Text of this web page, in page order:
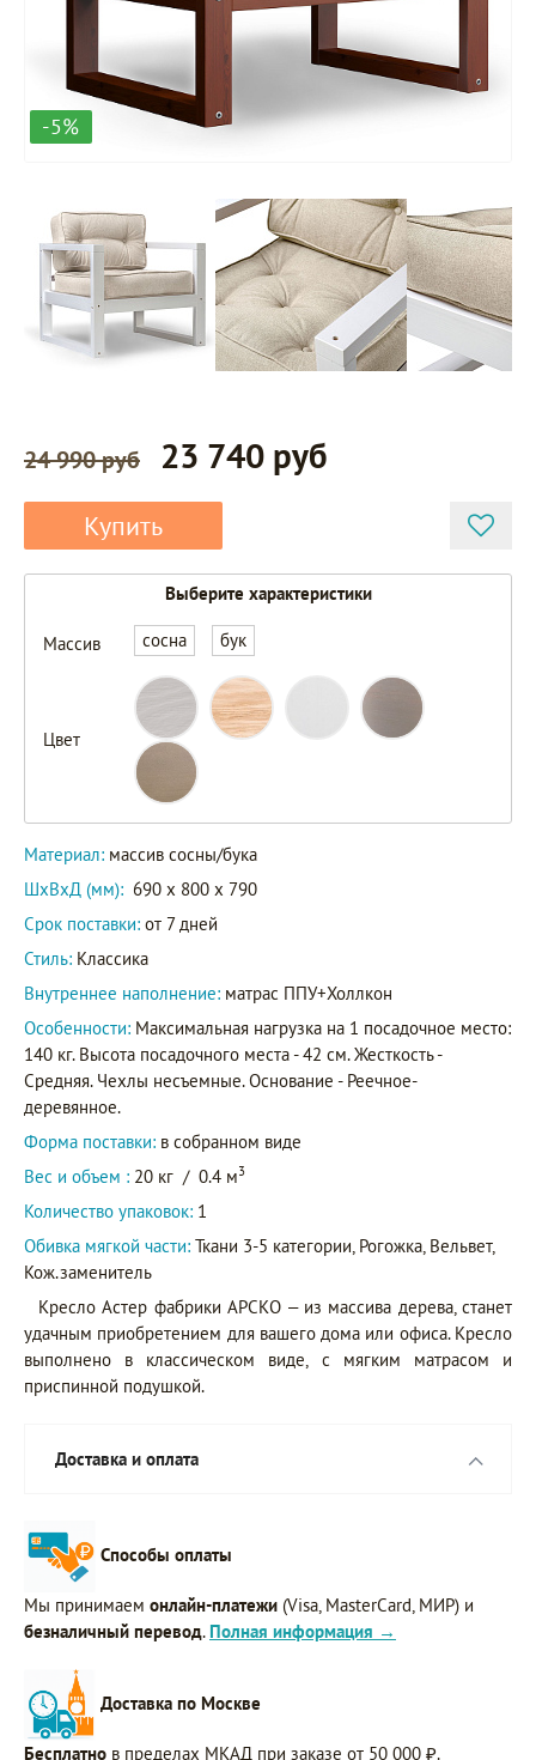
-5%
24 990 руб 23 740 руб
Купить
Выберите характеристики
Массив сосна бук
Цвет
Материал: массив сосны/бука
ШxВxД (мм): 690 x 800 x 790
Срок поставки: от 7 дней
Стиль: Классика
Внутреннее наполнение: матрас ППУ+Холлкон
Особенности: Максимальная нагрузка на 1 посадочное место:
140 кг. Высота посадочного места - 42 см. Жесткость -
Средняя. Чехлы несъемные. Основание - Реечное-
деревянное.
Форма поставки: в собранном виде
Вес и объем : 20 кг / 0.4 м3
Количество упаковок: 1
Обивка мягкой части: Ткани 3-5 категории, Рогожка, Вельвет,
Кож.заменитель
Кресло Астер фабрики АРСКО – из массива дерева, станет
удачным приобретением для вашего дома или офиса. Кресло
выполнено в классическом виде, с мягким матрасом и
приспинной подушкой.
Доставка и оплата
Способы оплаты
Мы принимаем онлайн-платежи (Visa, MasterCard, МИР) и
безналичный перевод. Полная информация →
Доставка по Москве
Бесплатно в пределах МКАД при заказе от 50 000 ₽.